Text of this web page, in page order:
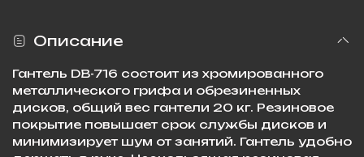
Описание
Гантель DB-716 состоит из хромированного
металлического грифа и обрезиненных
дисков, общий вес гантели 20 кг. Резиновое
покрытие повышает срок службы дисков и
минимизирует шум от занятий. Гантель удобно